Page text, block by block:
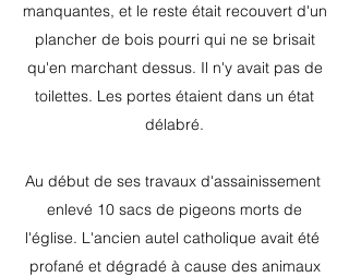
manquantes, et le reste était recouvert d'un
plancher de bois pourri qui ne se brisait
qu'en marchant dessus. Il n'y avait pas de
toilettes. Les portes étaient dans un état
délabré.
Au début de ses travaux d'assainissement
enlevé 10 sacs de pigeons morts de
l'église. L'ancien autel catholique avait été
profané et dégradé à cause des animaux